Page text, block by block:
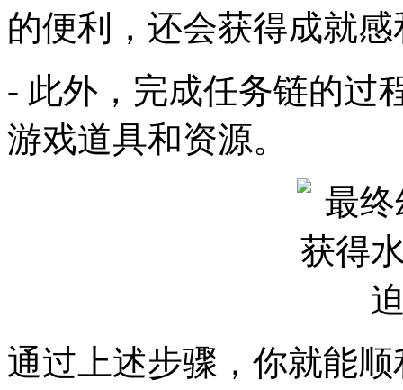
的便利，还会获得成就
- 此外，完成任务链的过
游戏道具和资源。
通过上述步骤，你就能